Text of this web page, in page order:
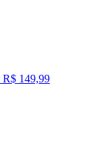
R$ 149,99